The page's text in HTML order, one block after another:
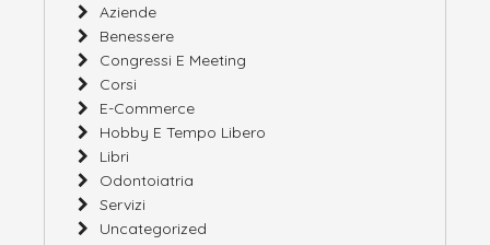
Aziende
Benessere
Congressi E Meeting
Corsi
E-Commerce
Hobby E Tempo Libero
Libri
Odontoiatria
Servizi
Uncategorized